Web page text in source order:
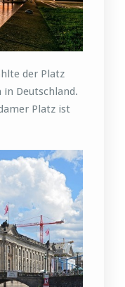
der Platz
Deutschland.
Platz ist